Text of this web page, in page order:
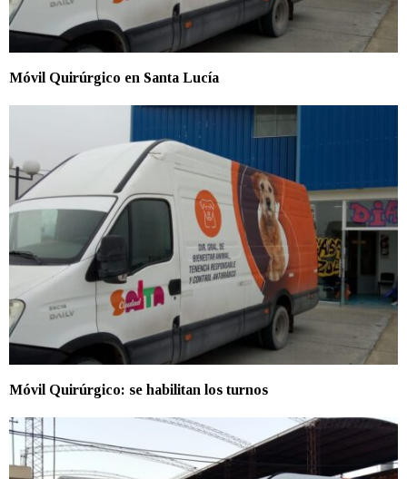
Móvil Quirúrgico en Santa Lucía
Móvil Quirúrgico: se habilitan los turnos